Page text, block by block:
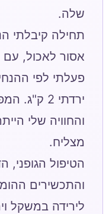
תחילה קיבלתי
אסור לאכול, עם
פעלתי לפי
ירדתי 2
והחוויה שלי
הטיפול הגופני,
והתכשירים